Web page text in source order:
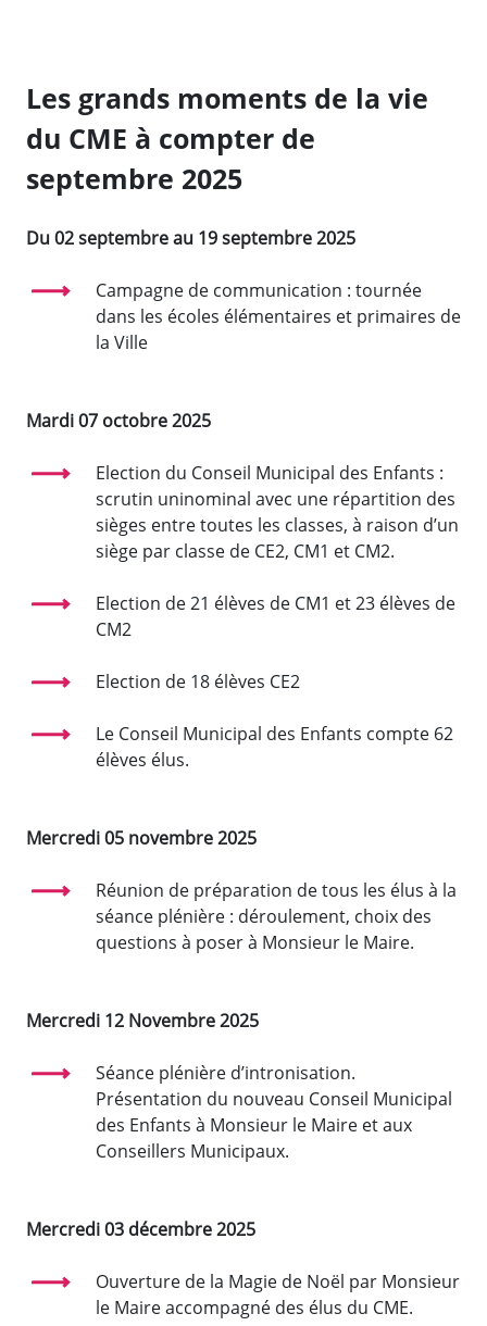
Les grands moments de la vie
du CME à compter de
septembre 2025
Du 02 septembre au 19 septembre 2025
Campagne de communication : tournée
dans les écoles élémentaires et primaires de
la Ville
Mardi 07 octobre 2025
Election du Conseil Municipal des Enfants :
scrutin uninominal avec une répartition des
sièges entre toutes les classes, à raison d’un
siège par classe de CE2, CM1 et CM2.
Election de 21 élèves de CM1 et 23 élèves de
CM2
Election de 18 élèves CE2
Le Conseil Municipal des Enfants compte 62
élèves élus.
Mercredi 05 novembre 2025
Réunion de préparation de tous les élus à la
séance plénière : déroulement, choix des
questions à poser à Monsieur le Maire.
Mercredi 12 Novembre 2025
Séance plénière d’intronisation.
Présentation du nouveau Conseil Municipal
des Enfants à Monsieur le Maire et aux
Conseillers Municipaux.
Mercredi 03 décembre 2025
Ouverture de la Magie de Noël par Monsieur
le Maire accompagné des élus du CME.